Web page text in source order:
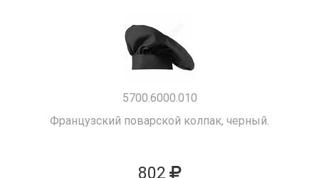
5700.6000.010
Французский поварской колпак, черный.
802